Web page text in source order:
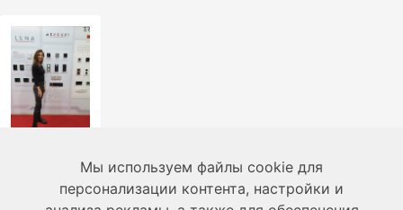
Мы используем файлы cookie для
персонализации контента, настройки и